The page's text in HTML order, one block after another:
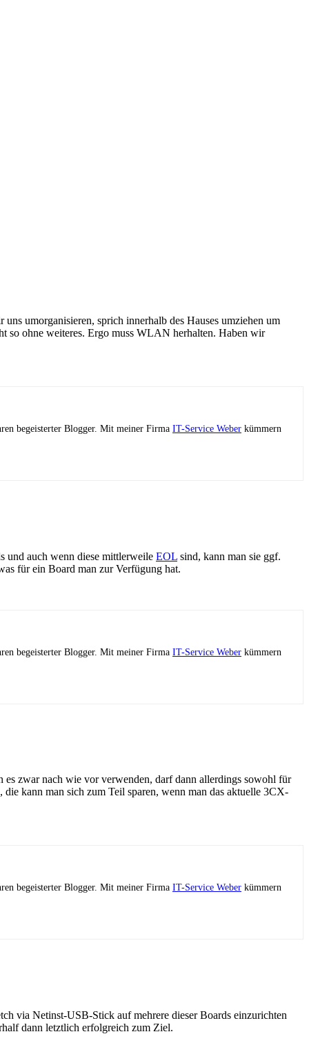
umorganisieren, sprich innerhalb des Hauses umziehen um
so ohne weiteres. Ergo muss WLAN herhalten. Haben wir
begeisterter Blogger. Mit meiner Firma IT-Service Weber kümmern
und auch wenn diese mittlerweile EOL sind, kann man sie ggf.
für ein Board man zur Verfügung hat.
begeisterter Blogger. Mit meiner Firma IT-Service Weber kümmern
zwar nach wie vor verwenden, darf dann allerdings sowohl für
kann man sich zum Teil sparen, wenn man das aktuelle 3CX-
begeisterter Blogger. Mit meiner Firma IT-Service Weber kümmern
via Netinst-USB-Stick auf mehrere dieser Boards einzurichten
dann letztlich erfolgreich zum Ziel.